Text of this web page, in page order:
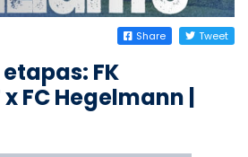
Share Tweet
etapas: FK
FC Hegelmann |